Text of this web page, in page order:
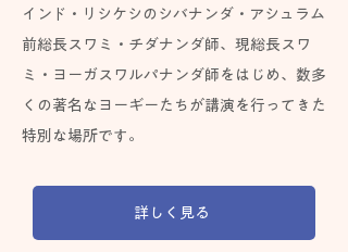
インド・リシケシのシバナンダ・アシュラム
前総長スワミ・チダナンダ師、現総長スワ
ミ・ヨーガスワルパナンダ師をはじめ、数多
くの著名なヨーギーたちが講演を行ってきた
特別な場所です。
詳しく見る